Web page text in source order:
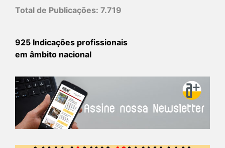
Total de Publicações: 7.719
925 Indicações profissionais
em âmbito nacional